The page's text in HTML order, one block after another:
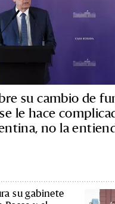
su cambio de
le hace
no la
su gabinete